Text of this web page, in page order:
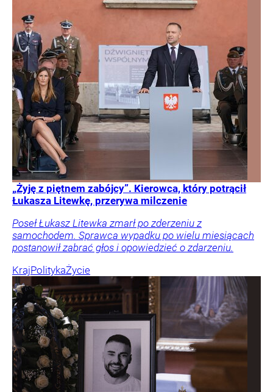
„Żyję z piętnem zabójcy”. Kierowca, który potrącił
Łukasza Litewkę, przerywa milczenie
Poseł Łukasz Litewka zmarł po zderzeniu z
samochodem. Sprawca wypadku po wielu miesiącach
postanowił zabrać głos i opowiedzieć o zdarzeniu.
KrajPolitykaŻycie